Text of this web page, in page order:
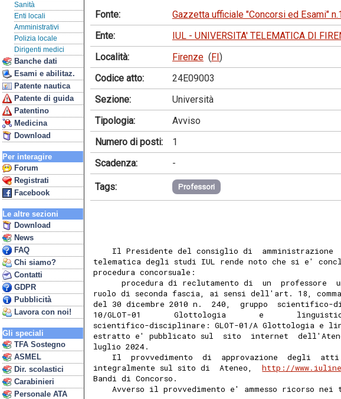
Sanità
Enti locali
Amministrativi
Polizia locale
Dirigenti medici
Banche dati
Esami e abilitaz.
Patente nautica
Patente di guida
Patentino
Medicina
Download
Per interagire
Forum
Registrati
Facebook
Le altre sezioni
Download
News
FAQ
Chi siamo?
Contatti
GDPR
Pubblicità
Lavora con noi!
Gli speciali
TFA Sostegno
ASMEL
Dir. scolastici
Carabinieri
Personale ATA
Fonte:
Gazzetta ufficiale "Concorsi ed Esami"
Ente:
IUL - UNIVERSITA' TELEMATICA DI
Località:
Firenze (FI)
Codice atto:
24E09003
Sezione:
Università
Tipologia:
Avviso
Numero di posti:
1
Scadenza:
-
Tags: Professori
Il Presidente del consiglio di  amministrazione
telematica degli studi IUL rende noto che si e'
procedura concorsuale:
procedura di reclutamento di  un  professore
ruolo di seconda fascia, ai sensi dell'art. 18,
del 30 dicembre 2010 n.  240,  gruppo  scientifico-
10/GLOT-01       Glottologia       e
scientifico-disciplinare: GLOT-01/A Glottologia e
estratto e' pubblicato sul  sito  internet
luglio 2024.
Il  provvedimento  di  approvazione  degli
integralmente sul sito di  Ateneo, http://
Bandi di Concorso.
Avverso il provvedimento e' ammesso ricorso nei